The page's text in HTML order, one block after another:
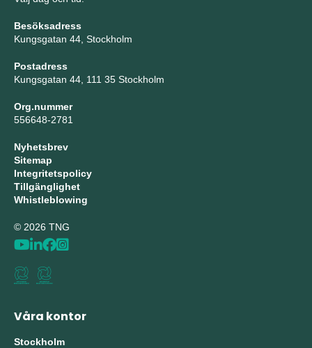
Besöksadress
Kungsgatan 44, Stockholm
Postadress
Kungsgatan 44, 111 35 Stockholm
Org.nummer
556648-2781
Nyhetsbrev
Sitemap
Integritetspolicy
Tillgänglighet
Whistleblowing
© 2026 TNG
Våra kontor
Stockholm